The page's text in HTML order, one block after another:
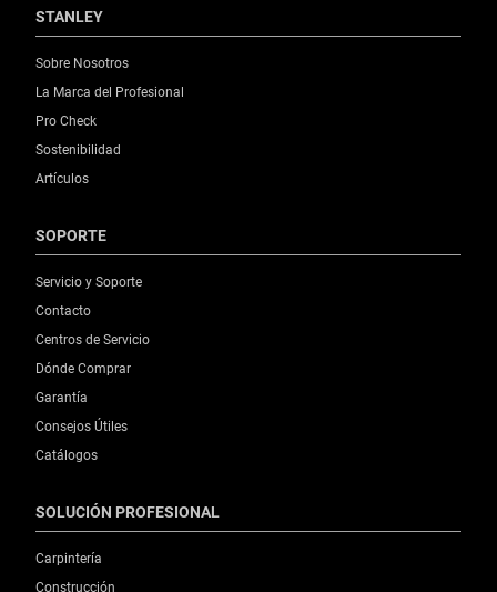
STANLEY
Sobre Nosotros
La Marca del Profesional
Pro Check
Sostenibilidad
Artículos
SOPORTE
Servicio y Soporte
Contacto
Centros de Servicio
Dónde Comprar
Garantía
Consejos Útiles
Catálogos
SOLUCIÓN PROFESIONAL
Carpintería
Construcción